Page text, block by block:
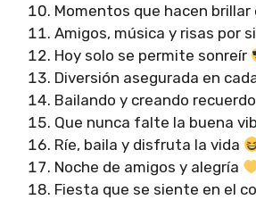
Momentos que hacen brillar
Amigos, música y risas por
Hoy solo se permite sonreír
Diversión asegurada en
Bailando y creando
Que nunca falte la buena
Ríe, baila y disfruta la vida
Noche de amigos y alegría
Fiesta que se siente en el